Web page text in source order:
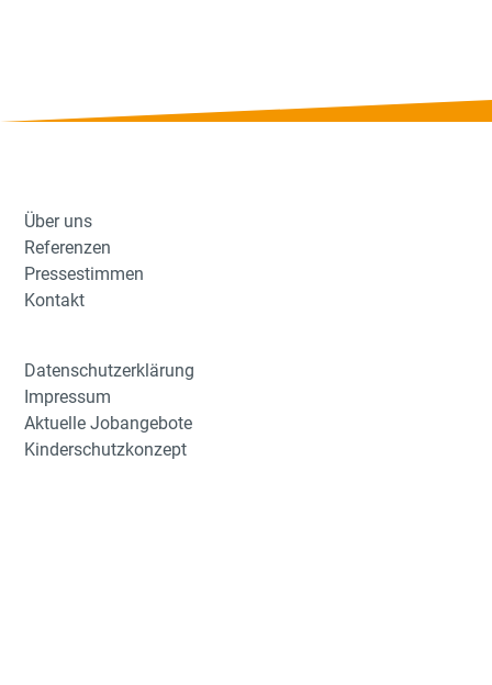
Über uns
Referenzen
Pressestimmen
Kontakt
Datenschutzerklärung
Impressum
Aktuelle Jobangebote
Kinderschutzkonzept